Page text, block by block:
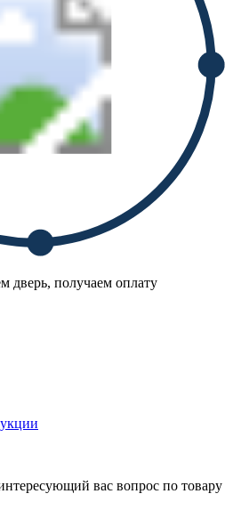
дверь, получаем оплату
вас вопрос по товару